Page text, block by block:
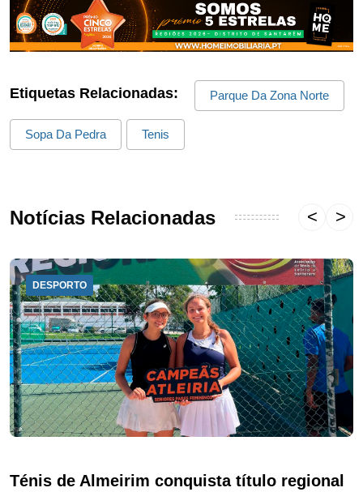
Etiquetas Relacionadas: Parque Da Zona Norte
Sopa Da Pedra Tenis
Notícias Relacionadas
DESPORTO
Ténis de Almeirim conquista título regional